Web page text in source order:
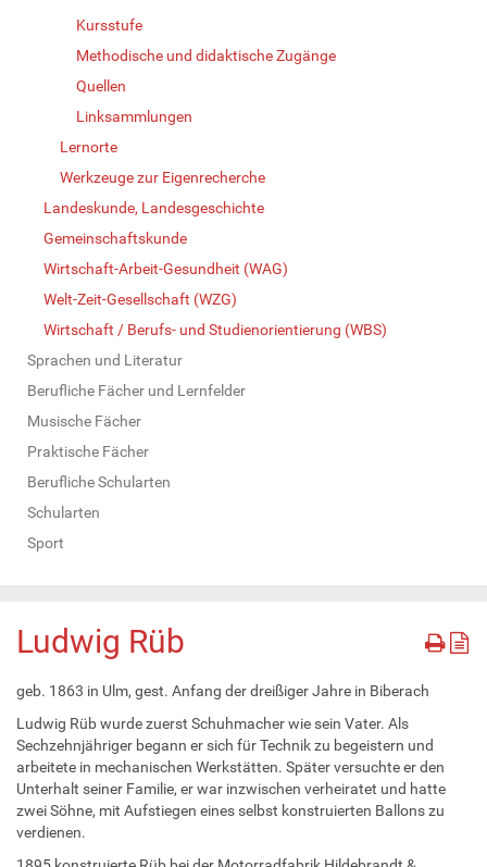
Kursstufe
Methodische und didaktische Zugänge
Quellen
Linksammlungen
Lernorte
Werkzeuge zur Eigenrecherche
Landeskunde, Landesgeschichte
Gemeinschaftskunde
Wirtschaft-Arbeit-Gesundheit (WAG)
Welt-Zeit-Gesellschaft (WZG)
Wirtschaft / Berufs- und Studienorientierung (WBS)
Sprachen und Literatur
Berufliche Fächer und Lernfelder
Musische Fächer
Praktische Fächer
Berufliche Schularten
Schularten
Sport
Ludwig Rüb
geb. 1863 in Ulm, gest. Anfang der dreißiger Jahre in Biberach
Ludwig Rüb wurde zuerst Schuhmacher wie sein Vater. Als
Sechzehnjähriger begann er sich für Technik zu begeistern und
arbeitete in mechanischen Werkstätten. Später versuchte er den
Unterhalt seiner Familie, er war inzwischen verheiratet und hatte
zwei Söhne, mit Aufstiegen eines selbst konstruierten Ballons zu
verdienen.